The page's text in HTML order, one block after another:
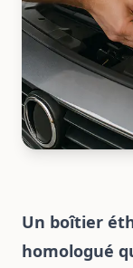
Un boîtier
homologué